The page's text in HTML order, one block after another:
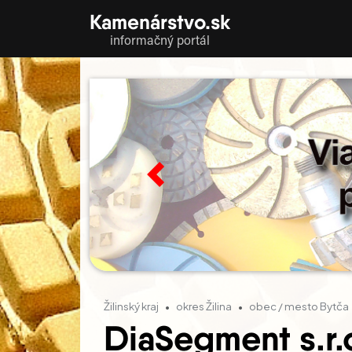
Kamenárstvo.sk
informačný portál
Previous
Žilinský kraj okres Žilina obec / mesto Bytča
DiaSegment